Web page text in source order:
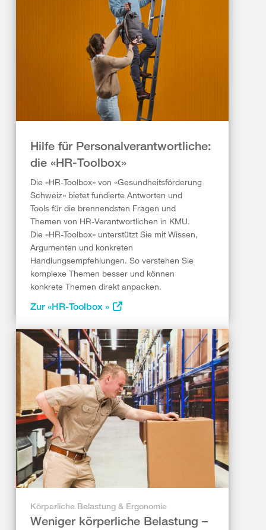
Hilfe für Personalverantwortliche:
die «HR-Toolbox»
Die «HR-Toolbox» von «Gesundheitsförderung
Schweiz» bietet fundierte Antworten und
Tools für die brennendsten Fragen und
Themen von HR-Verantwortlichen in KMU.
Die «HR-Toolbox» unterstützt Sie mit Wissen,
Argumenten und konkreten
Handlungsempfehlungen. So verstehen Sie
komplexe Themen besser und können
konkrete Themen direkt anpacken.
Zur «HR-Toolbox »
Körperliche Belastung & Ergonomie
Weniger körperliche Belastung –